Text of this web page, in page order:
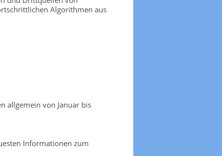
Algorithmen aus
allgemein von Januar bis
Informationen zum